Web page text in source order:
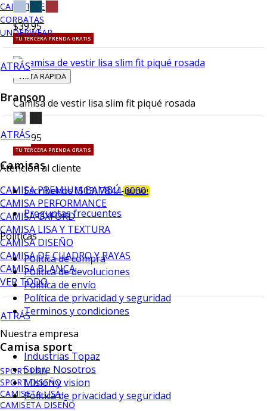
CALCETINES
CORBATAS
UNDERWEAR
ATRÁS
Branson
ATRÁS
Camisas
CAMISA PREMIUM BAMBÚ ¡NUEVO!
CAMISA PERFORMANCE
CAMISA OXFORD
CAMISA LISA Y TEXTURA
CAMISA DISEÑO
CAMISA DE CUADRO Y RAYAS
CAMISA BLANCA
VER TODO
ATRÁS
Camisa sport
SPORT LISA
SPORT DISEÑO
CAMISETA LISA
CAMISETA DISEÑO
$39.95
TU TERCERA PRENDA GRATIS
VISTA RAPIDA
Camisa de vestir lisa slim fit piqué rosada
$39.95
TU TERCERA PRENDA GRATIS
Atención al cliente
Escríbenos (503) 7844-0000
Preguntas frecuentes
Políticas
Política de compra
Política de devoluciones
Política de envío
Política de privacidad y seguridad
Terminos y condiciones
Nuestra empresa
Industrias Topaz
Sobre Nosotros
Mision y vision
Política de privacidad y seguridad